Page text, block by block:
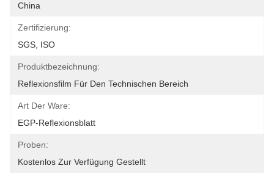
China
Zertifizierung:
SGS, ISO
Produktbezeichnung:
Reflexionsfilm Für Den Technischen Bereich
Art Der Ware:
EGP-Reflexionsblatt
Proben:
Kostenlos Zur Verfügung Gestellt